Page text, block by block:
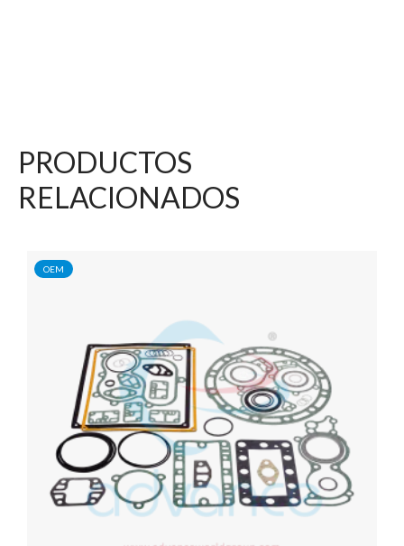
PRODUCTOS
RELACIONADOS
OEM